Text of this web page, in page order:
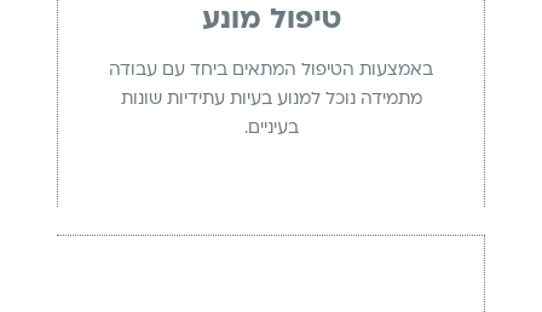
טיפול מונע
באמצעות הטיפול המתאים ביחד עם עבודה
מתמידה נוכל למנוע בעיות עתידיות שונות
בעיניים.